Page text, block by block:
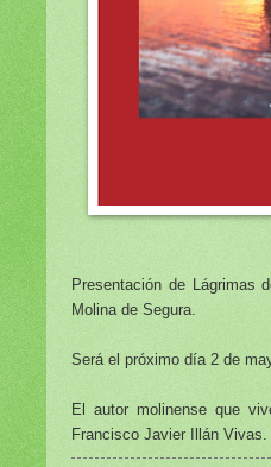
Presentación de Lágrimas
Molina de Segura.
Será el próximo día 2 de
El autor molinense que
Francisco Javier Illán Vivas.